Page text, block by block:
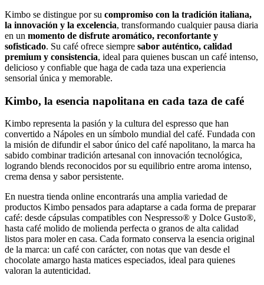
Kimbo se distingue por su compromiso con la tradición italiana,
la innovación y la excelencia, transformando cualquier pausa diaria
en un momento de disfrute aromático, reconfortante y
sofisticado. Su café ofrece siempre sabor auténtico, calidad
premium y consistencia, ideal para quienes buscan un café intenso,
delicioso y confiable que haga de cada taza una experiencia
sensorial única y memorable.
Kimbo, la esencia napolitana en cada taza de café
Kimbo representa la pasión y la cultura del espresso que han
convertido a Nápoles en un símbolo mundial del café. Fundada con
la misión de difundir el sabor único del café napolitano, la marca ha
sabido combinar tradición artesanal con innovación tecnológica,
logrando blends reconocidos por su equilibrio entre aroma intenso,
crema densa y sabor persistente.
En nuestra tienda online encontrarás una amplia variedad de
productos Kimbo pensados para adaptarse a cada forma de preparar
café: desde cápsulas compatibles con Nespresso® y Dolce Gusto®,
hasta café molido de molienda perfecta o granos de alta calidad
listos para moler en casa. Cada formato conserva la esencia original
de la marca: un café con carácter, con notas que van desde el
chocolate amargo hasta matices especiados, ideal para quienes
valoran la autenticidad.